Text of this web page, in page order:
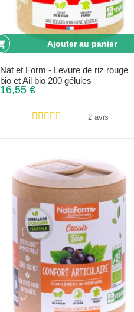
Ajouter au panier
Nat et Form - Levure de riz rouge
bio et Ail bio 200 gélules
16,55 €
2 avis